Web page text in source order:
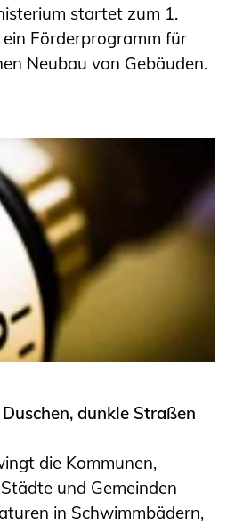
startet zum 1.
ein Förderprogramm für
Neubau von Gebäuden.
dunkle Straßen
die Kommunen,
und Gemeinden
in Schwimmbädern,